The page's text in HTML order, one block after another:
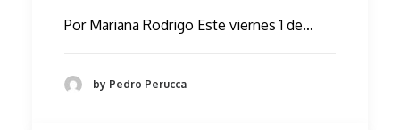
Por Mariana Rodrigo Este viernes 1 de…
by Pedro Perucca